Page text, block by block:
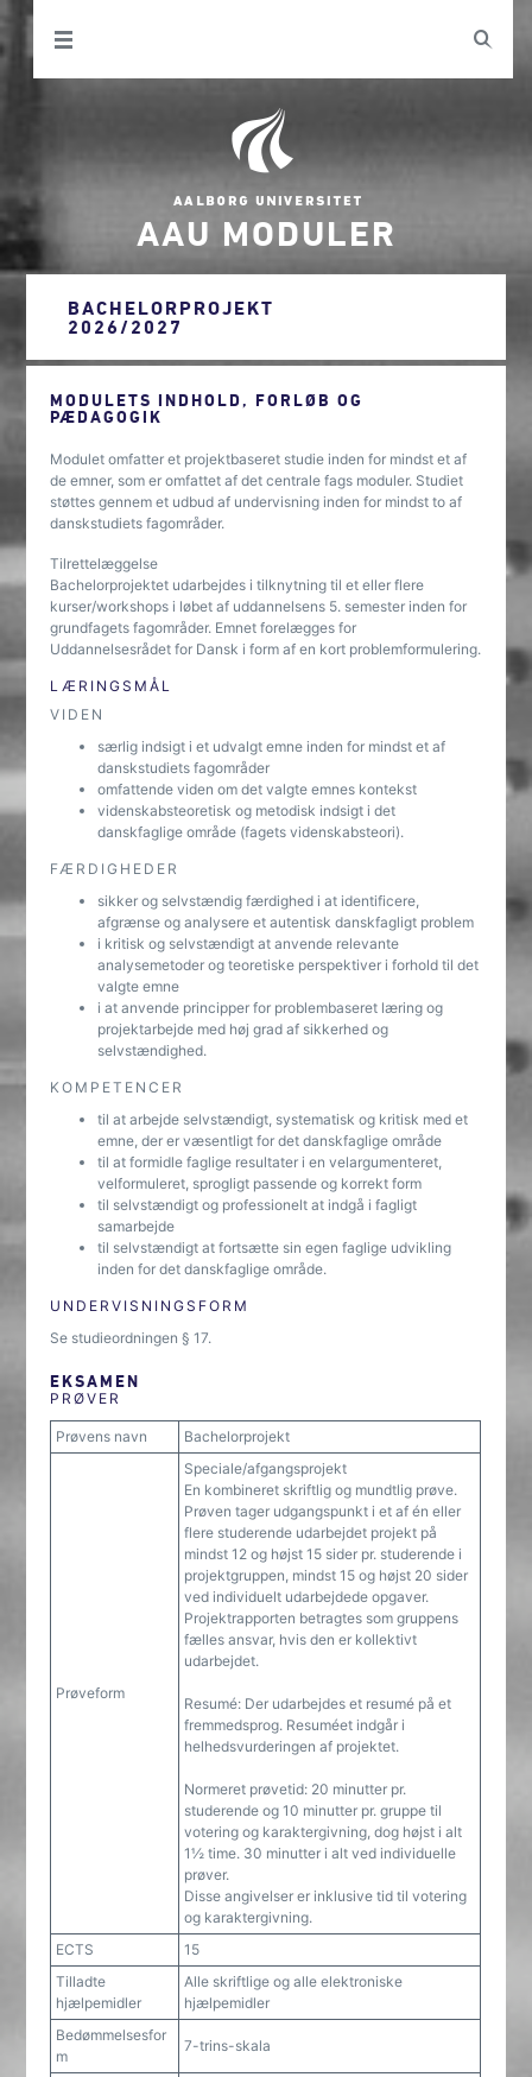
AAU MODULER
BACHELORPROJEKT
2026/2027
MODULETS INDHOLD, FORLØB OG
PÆDAGOGIK
Modulet omfatter et projektbaseret studie inden for mindst et af
de emner, som er omfattet af det centrale fags moduler. Studiet
støttes gennem et udbud af undervisning inden for mindst to af
danskstudiets fagområder.
Tilrettelæggelse
Bachelorprojektet udarbejdes i tilknytning til et eller flere
kurser/workshops i løbet af uddannelsens 5. semester inden for
grundfagets fagområder. Emnet forelægges for
Uddannelsesrådet for Dansk i form af en kort problemformulering.
LÆRINGSMÅL
VIDEN
særlig indsigt i et udvalgt emne inden for mindst et af
danskstudiets fagområder
omfattende viden om det valgte emnes kontekst
videnskabsteoretisk og metodisk indsigt i det
danskfaglige område (fagets videnskabsteori).
FÆRDIGHEDER
sikker og selvstændig færdighed i at identificere,
afgrænse og analysere et autentisk danskfagligt problem
i kritisk og selvstændigt at anvende relevante
analysemetoder og teoretiske perspektiver i forhold til det
valgte emne
i at anvende principper for problembaseret læring og
projektarbejde med høj grad af sikkerhed og
selvstændighed.
KOMPETENCER
til at arbejde selvstændigt, systematisk og kritisk med et
emne, der er væsentligt for det danskfaglige område
til at formidle faglige resultater i en velargumenteret,
velformuleret, sprog­ligt passende og korrekt form
til selvstændigt og professionelt at indgå i fagligt
samarbejde
til selvstændigt at fortsætte sin egen faglige udvikling
inden for det danskfaglige område.
UNDERVISNINGSFORM
Se studieordningen § 17.
EKSAMEN
PRØVER
Prøvens navn Bachelorprojekt
Prøveform
Speciale/afgangsprojekt
En kombineret skriftlig og mundtlig prøve.
Prøven tager udgangspunkt i et af én eller
flere studerende udarbejdet projekt på
mindst 12 og højst 15 sider pr. studerende i
projektgruppen, mindst 15 og højst 20 sider
ved individuelt udarbejdede opgaver.
Projektrapporten betragtes som gruppens
fælles ansvar, hvis den er kollektivt
udarbejdet.
Resumé: Der udarbejdes et resumé på et
fremmedsprog. Resuméet indgår i
helhedsvurderingen af projektet.
Normeret prøvetid: 20 minutter pr.
studerende og 10 minutter pr. gruppe til
votering og karaktergivning, dog højst i alt
1½ time. 30 minutter i alt ved individuelle
prøver.
Disse angivelser er inklusive tid til votering
og karaktergivning.
ECTS
15
Tilladte
hjælpemidler
Alle skriftlige og alle elektroniske
hjælpemidler
Bedømmelsesfor
m
7-trins-skala